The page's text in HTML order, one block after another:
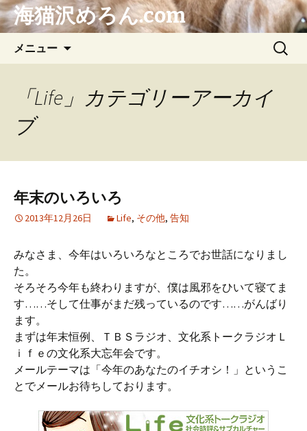
海猫沢めろん.com
メニュー
ツ
プ
検
「Life」カテゴリーアーカイ
ブ
年末のいろいろ
2013年12月26日 Life, その他, 告知
みなさま、今年はいろいろなところでお世話になりまし
た。
そろそろ今年も終わりますが、僕は風邪をひいて寝てま
す……そして仕事がまだ残っているのです……がんばり
ます。
まずは年末恒例、ＴＢＳラジオ、文化系トークラジオＬ
ｉｆｅの文化系大忘年会です。
メールテーマは「今年のあなたのイチオシ！」というこ
とでメールお待ちしております。